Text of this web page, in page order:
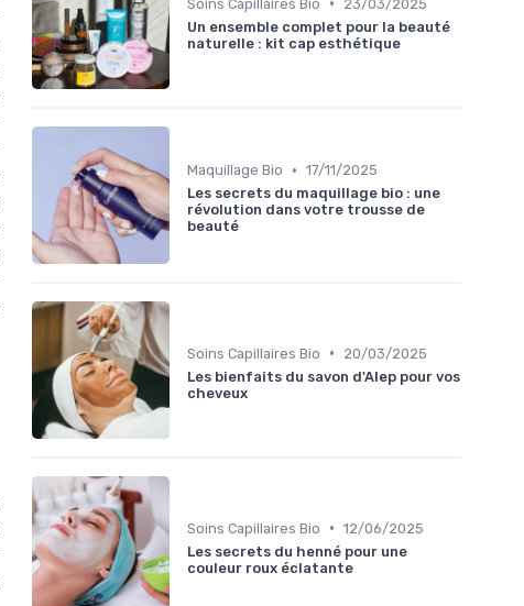
Soins Capillaires Bio
23/03/2025
Un ensemble complet pour la beauté
naturelle : kit cap esthétique
Maquillage Bio • 17/11/2025
Les secrets du maquillage bio : une
révolution dans votre trousse de
beauté
Soins Capillaires Bio •
20/03/2025
Les bienfaits du savon d'Alep pour vos
cheveux
Soins Capillaires Bio • 12/06/2025
Les secrets du henné pour une
couleur roux éclatante